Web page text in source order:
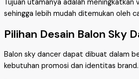
Tujuan utamanya adalah meningkatkan
sehingga lebih mudah ditemukan oleh
Pilihan Desain Balon Sky
Balon sky dancer dapat dibuat dalam
kebutuhan promosi dan identitas brand.